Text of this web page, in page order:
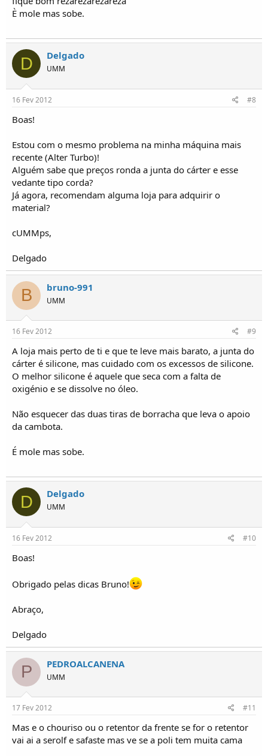
È mole mas sobe.
D Delgado
UMM
16 Fev 2012 #8
Boas!
Estou com o mesmo problema na minha máquina mais
recente (Alter Turbo)!
Alguém sabe que preços ronda a junta do cárter e esse
vedante tipo corda?
Já agora, recomendam alguma loja para adquirir o
material?
cUMMps,
Delgado
B bruno-991
UMM
16 Fev 2012 #9
A loja mais perto de ti e que te leve mais barato, a junta do
cárter é silicone, mas cuidado com os excessos de silicone.
O melhor silicone é aquele que seca com a falta de
oxigénio e se dissolve no óleo.
Não esquecer das duas tiras de borracha que leva o apoio
da cambota.
É mole mas sobe.
D Delgado
UMM
16 Fev 2012 #10
Boas!
Obrigado pelas dicas Bruno!
Abraço,
Delgado
P PEDROALCANENA
UMM
17 Fev 2012 #11
Mas e o chouriso ou o retentor da frente se for o retentor
vai ai a serolf e safaste mas ve se a poli tem muita cama